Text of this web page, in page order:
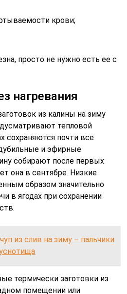
крови;
просто не нужно есть ее с
нагревания
из калины на зиму
тепловой
сохраняются почти все
и эфирные
собирают после первых
она в сентябре. Низкие
образом значительно
в ягодах при сохранении
из слив на зиму – пальчики
термически заготовки из
помещении или